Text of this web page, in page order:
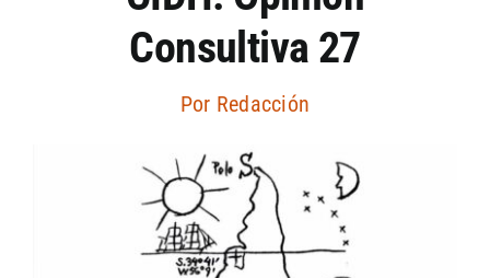
Artículos por autor
Artículos por sección
Consultiva 27
Por Redacción